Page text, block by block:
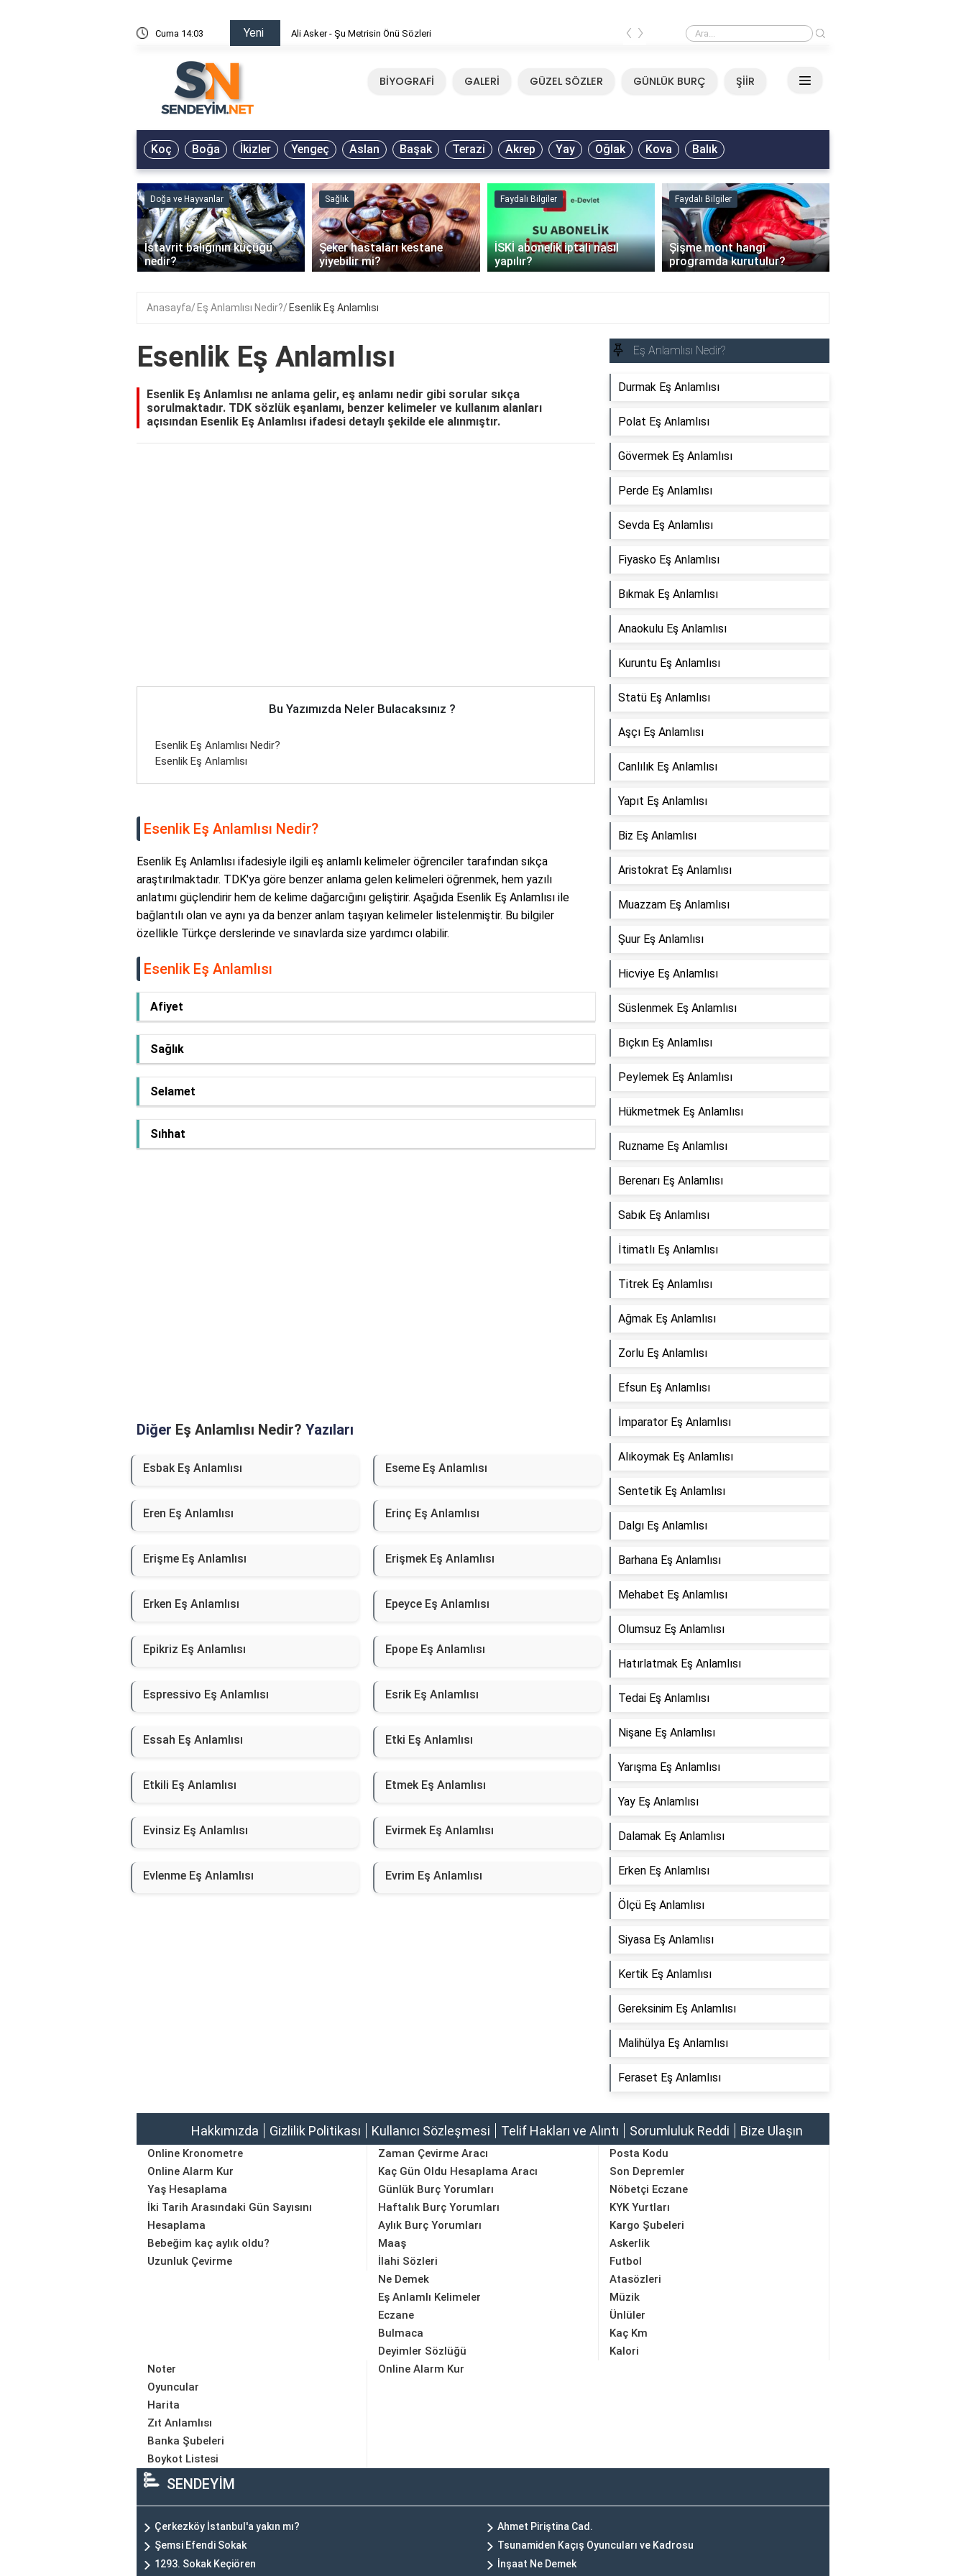
Cuma 14:03 Yeni Ali Asker - Şu Metrisin Önü Sözleri Mirkelam - Tavla Sözleri
‹ ›
BİYOGRAFİ GALERİ GÜZEL SÖZLER GÜNLÜK BURÇ ŞİİR
Koç Boğa İkizler Yengeç Aslan Başak Terazi Akrep Yay Oğlak Kova Balık
Doğa ve Hayvanlar
İstavrit balığının küçüğü
nedir?
Sağlık
Şeker hastaları kestane
yiyebilir mi?
Faydalı Bilgiler
İSKİ abonelik iptali nasıl
yapılır?
Faydalı Bilgiler
Şişme mont hangi
programda kurutulur?
‹ ›
Anasayfa Eş Anlamlısı Nedir? Esenlik Eş Anlamlısı
Esenlik Eş Anlamlısı
Esenlik Eş Anlamlısı ne anlama gelir, eş anlamı nedir gibi sorular sıkça
sorulmaktadır. TDK sözlük eşanlamı, benzer kelimeler ve kullanım alanları
açısından Esenlik Eş Anlamlısı ifadesi detaylı şekilde ele alınmıştır.
Bu Yazımızda Neler Bulacaksınız ?
Esenlik Eş Anlamlısı Nedir?
Esenlik Eş Anlamlısı
Esenlik Eş Anlamlısı Nedir?
Esenlik Eş Anlamlısı ifadesiyle ilgili eş anlamlı kelimeler öğrenciler tarafından sıkça
araştırılmaktadır. TDK'ya göre benzer anlama gelen kelimeleri öğrenmek, hem yazılı
anlatımı güçlendirir hem de kelime dağarcığını geliştirir. Aşağıda Esenlik Eş Anlamlısı ile
bağlantılı olan ve aynı ya da benzer anlam taşıyan kelimeler listelenmiştir. Bu bilgiler
özellikle Türkçe derslerinde ve sınavlarda size yardımcı olabilir.
Esenlik Eş Anlamlısı
Afiyet
Sağlık
Selamet
Sıhhat
Diğer Eş Anlamlısı Nedir? Yazıları
Esbak Eş Anlamlısı Eseme Eş Anlamlısı
Eren Eş Anlamlısı Erinç Eş Anlamlısı
Erişme Eş Anlamlısı Erişmek Eş Anlamlısı
Erken Eş Anlamlısı Epeyce Eş Anlamlısı
Epikriz Eş Anlamlısı Epope Eş Anlamlısı
Espressivo Eş Anlamlısı Esrik Eş Anlamlısı
Essah Eş Anlamlısı Etki Eş Anlamlısı
Etkili Eş Anlamlısı Etmek Eş Anlamlısı
Evinsiz Eş Anlamlısı Evirmek Eş Anlamlısı
Evlenme Eş Anlamlısı Evrim Eş Anlamlısı
Eş Anlamlısı Nedir?
Durmak Eş Anlamlısı
Polat Eş Anlamlısı
Gövermek Eş Anlamlısı
Perde Eş Anlamlısı
Sevda Eş Anlamlısı
Fiyasko Eş Anlamlısı
Bıkmak Eş Anlamlısı
Anaokulu Eş Anlamlısı
Kuruntu Eş Anlamlısı
Statü Eş Anlamlısı
Aşçı Eş Anlamlısı
Canlılık Eş Anlamlısı
Yapıt Eş Anlamlısı
Biz Eş Anlamlısı
Aristokrat Eş Anlamlısı
Muazzam Eş Anlamlısı
Şuur Eş Anlamlısı
Hicviye Eş Anlamlısı
Süslenmek Eş Anlamlısı
Bıçkın Eş Anlamlısı
Peylemek Eş Anlamlısı
Hükmetmek Eş Anlamlısı
Ruzname Eş Anlamlısı
Berenarı Eş Anlamlısı
Sabık Eş Anlamlısı
İtimatlı Eş Anlamlısı
Titrek Eş Anlamlısı
Ağmak Eş Anlamlısı
Zorlu Eş Anlamlısı
Efsun Eş Anlamlısı
İmparator Eş Anlamlısı
Alıkoymak Eş Anlamlısı
Sentetik Eş Anlamlısı
Dalgı Eş Anlamlısı
Barhana Eş Anlamlısı
Mehabet Eş Anlamlısı
Olumsuz Eş Anlamlısı
Hatırlatmak Eş Anlamlısı
Tedai Eş Anlamlısı
Nişane Eş Anlamlısı
Yarışma Eş Anlamlısı
Yay Eş Anlamlısı
Dalamak Eş Anlamlısı
Erken Eş Anlamlısı
Ölçü Eş Anlamlısı
Siyasa Eş Anlamlısı
Kertik Eş Anlamlısı
Gereksinim Eş Anlamlısı
Malihülya Eş Anlamlısı
Feraset Eş Anlamlısı
Hakkımızda Gizlilik Politikası Kullanıcı Sözleşmesi Telif Hakları ve Alıntı Sorumluluk Reddi Bize Ulaşın
Online Kronometre
Online Alarm Kur
Yaş Hesaplama
İki Tarih Arasındaki Gün Sayısını
Hesaplama
Bebeğim kaç aylık oldu?
Uzunluk Çevirme
Zaman Çevirme Aracı
Kaç Gün Oldu Hesaplama Aracı
Günlük Burç Yorumları
Haftalık Burç Yorumları
Aylık Burç Yorumları
Maaş
Posta Kodu
Son Depremler
Nöbetçi Eczane
KYK Yurtları
Kargo Şubeleri
Askerlik
İlahi Sözleri
Ne Demek
Eş Anlamlı Kelimeler
Eczane
Bulmaca
Deyimler Sözlüğü
Futbol
Atasözleri
Müzik
Ünlüler
Kaç Km
Kalori
Noter
Oyuncular
Harita
Zıt Anlamlısı
Banka Şubeleri
Boykot Listesi
Online Alarm Kur
SENDEYİM
Çerkezköy İstanbul'a yakın mı?
Ahmet Piriştina Cad.
Şemsi Efendi Sokak
Tsunamiden Kaçış Oyuncuları ve Kadrosu
1293. Sokak Keçiören
İnşaat Ne Demek